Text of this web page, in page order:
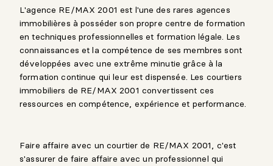
L'agence RE/MAX 2001 est l'une des rares agences
immobilières à posséder son propre centre de formation
en techniques professionnelles et formation légale. Les
connaissances et la compétence de ses membres sont
développées avec une extrême minutie grâce à la
formation continue qui leur est dispensée. Les courtiers
immobiliers de RE/MAX 2001 convertissent ces
ressources en compétence, expérience et performance.
Faire affaire avec un courtier de RE/MAX 2001, c'est
s'assurer de faire affaire avec un professionnel qui